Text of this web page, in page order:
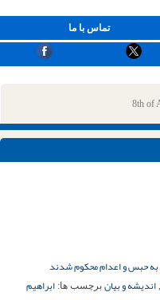
تماس با ما
8th of
به حبس و اعدام محکوم شدند
, اندیشه و بیان برچسب ها: ابراهیم